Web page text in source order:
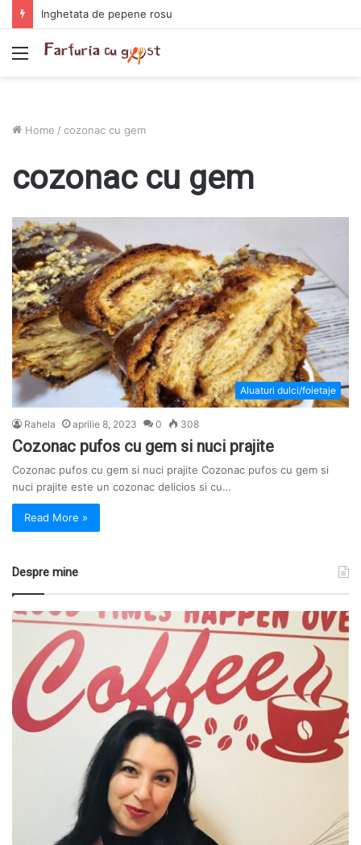
Inghetata de pepene rosu
Menu
Home / cozonac cu gem
cozonac cu gem
Aluaturi dulci/foietaje
Rahela aprilie 8, 2023 0 308
Cozonac pufos cu gem si nuci prajite
Cozonac pufos cu gem si nuci prajite Cozonac pufos cu gem si
nuci prajite este un cozonac delicios si cu…
Read More »
Despre mine